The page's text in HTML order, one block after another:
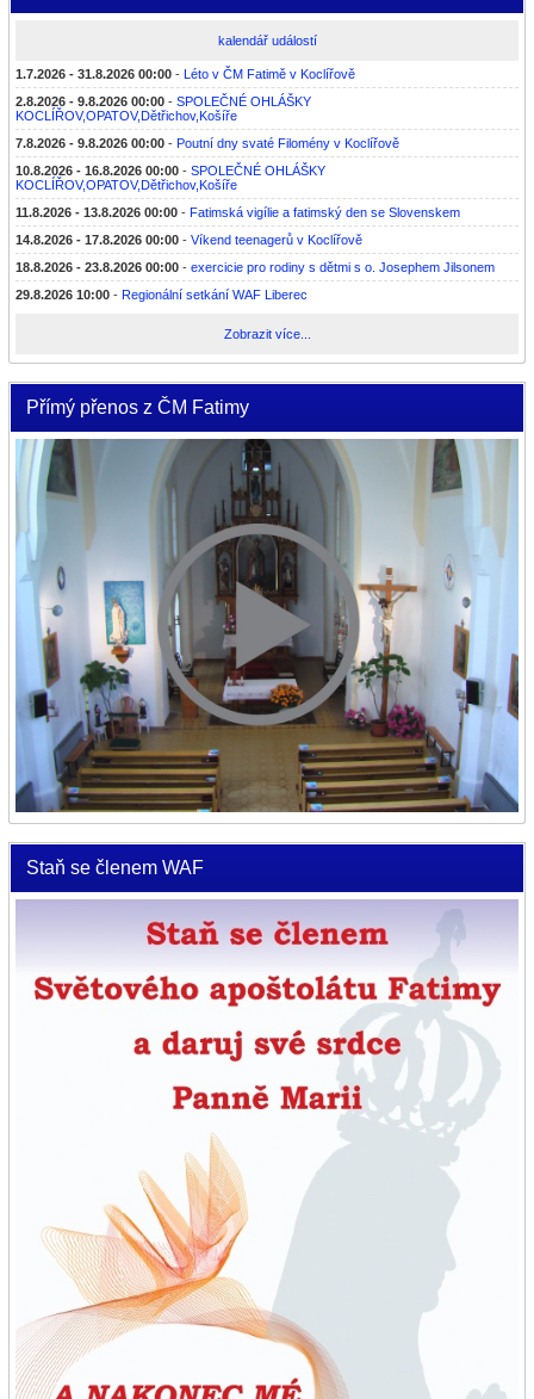
kalendář událostí
1.7.2026 - 31.8.2026 00:00 - Léto v ČM Fatimě v Koclířově
2.8.2026 - 9.8.2026 00:00 - SPOLEČNÉ OHLÁŠKY
KOCLÍŘOV,OPATOV,Dětřichov,Košíře
7.8.2026 - 9.8.2026 00:00 - Poutní dny svaté Filomény v Koclířově
10.8.2026 - 16.8.2026 00:00 - SPOLEČNÉ OHLÁŠKY
KOCLÍŘOV,OPATOV,Dětřichov,Košíře
11.8.2026 - 13.8.2026 00:00 - Fatimská vigílie a fatimský den se Slovenskem
14.8.2026 - 17.8.2026 00:00 - Víkend teenagerů v Koclířově
18.8.2026 - 23.8.2026 00:00 - exercicie pro rodiny s dětmi s o. Josephem Jilsonem
29.8.2026 10:00 - Regionální setkání WAF Liberec
Zobrazit více...
Přímý přenos z ČM Fatimy
Staň se členem WAF